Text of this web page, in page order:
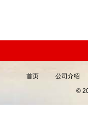
首页 公司介绍
©